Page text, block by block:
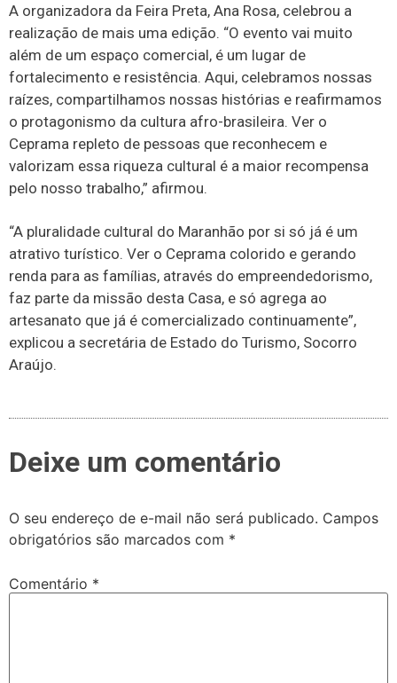
A organizadora da Feira Preta, Ana Rosa, celebrou a
realização de mais uma edição. “O evento vai muito
além de um espaço comercial, é um lugar de
fortalecimento e resistência. Aqui, celebramos nossas
raízes, compartilhamos nossas histórias e reafirmamos
o protagonismo da cultura afro-brasileira. Ver o
Ceprama repleto de pessoas que reconhecem e
valorizam essa riqueza cultural é a maior recompensa
pelo nosso trabalho,” afirmou.
“A pluralidade cultural do Maranhão por si só já é um
atrativo turístico. Ver o Ceprama colorido e gerando
renda para as famílias, através do empreendedorismo,
faz parte da missão desta Casa, e só agrega ao
artesanato que já é comercializado continuamente”,
explicou a secretária de Estado do Turismo, Socorro
Araújo.
Deixe um comentário
O seu endereço de e-mail não será publicado. Campos
obrigatórios são marcados com *
Comentário *